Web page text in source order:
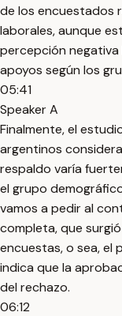
de los encuestados
laborales, aunque
percepción
apoyos según los
05:41
Speaker A
Finalmente, el
argentinos
respaldo varía
el grupo
vamos a pedir al
completa, que
encuestas, o sea, el
indica que la
del rechazo.
06:12